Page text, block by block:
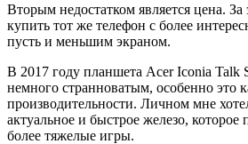
Вторым недостатком является цена.
купить тот же телефон с более
пусть и меньшим экраном.
В 2017 году планшета Acer Iconia Talk
немного странноватым, особенно это
производительности. Личном мне
актуальное и быстрое железо, которое
более тяжелые игры.